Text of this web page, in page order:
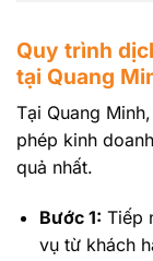
Quy trình
tại Quang
Tại Quang
phép kinh
quả nhất.
Bước 1: Tiếp
vụ từ khách